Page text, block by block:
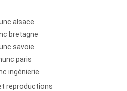
alsace
bretagne
savoie
paris
ingénierie
reproductions